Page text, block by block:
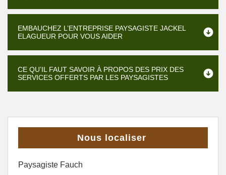
EMBAUCHEZ L’ENTREPRISE PAYSAGISTE JACKEL
ELAGUEUR POUR VOUS AIDER
CE QU’IL FAUT SAVOIR À PROPOS DES PRIX DES
SERVICES OFFERTS PAR LES PAYSAGISTES
Nous localiser
Paysagiste Fauch